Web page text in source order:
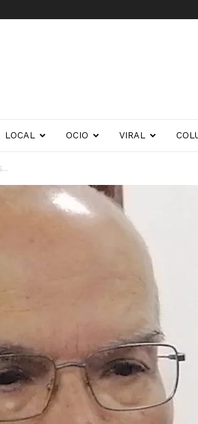
LOCAL OCIO VIRAL